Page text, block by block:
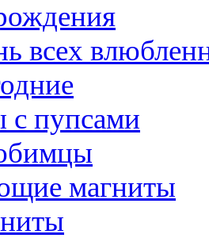
всех
пупсами
магниты